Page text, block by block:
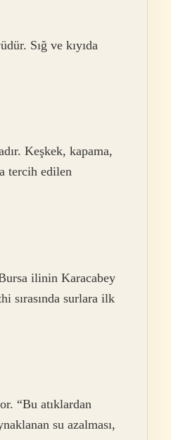
Sığ ve kıyıda
Keşkek, kapama,
tercih edilen
ilinin Karacabey
sırasında surlara ilk
“Bu atıklardan
su azalması,